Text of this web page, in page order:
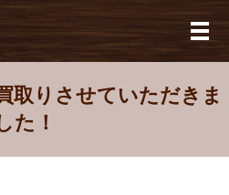
メ
取りさせていただきま
た！